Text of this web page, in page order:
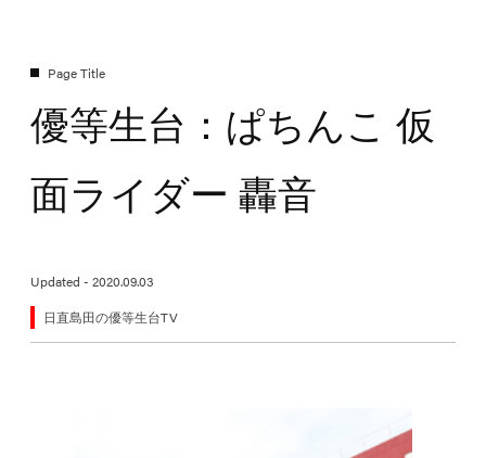
優等生台：ぱちんこ 仮
面ライダー 轟音
Updated - 2020.09.03
日直島田の優等生台TV